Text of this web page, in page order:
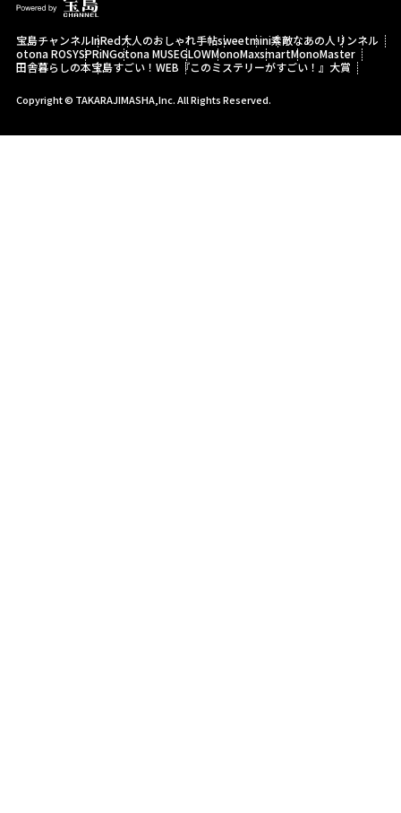
宝島チャンネルInRed大人のおしゃれ手帖sweetmini素敵なあの人 リンネル
otona ROSYSPRiNGotona MUSEGLOWMonoMaxsmartMonoMaster
田舎暮らしの本宝島すごい！WEB 『このミステリーがすごい！』大賞
Copyright © TAKARAJIMASHA,Inc. All Rights Reserved.